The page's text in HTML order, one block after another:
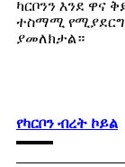
ካርቦንን እንደ ዋና
ተስማሚ የሚያደርግ
ያመለክታል።
የካርቦን ብረት ኮይል